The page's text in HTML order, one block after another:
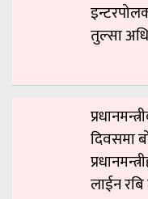
तुल्सा
दिवसमा
लाईन